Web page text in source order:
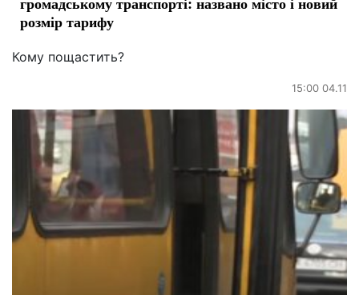
розмір тарифу
Кому пощастить?
15:00 04.11